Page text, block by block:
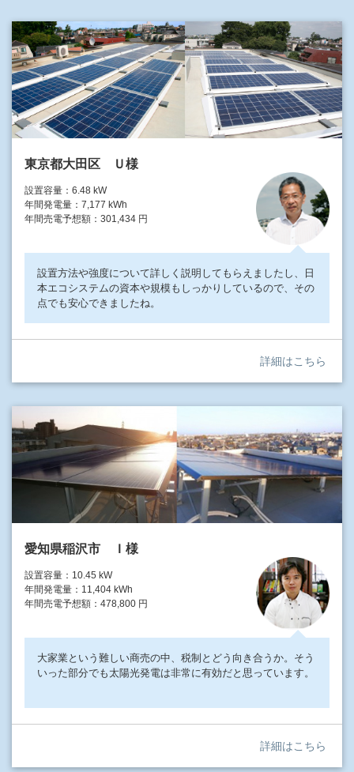
東京都大田区 Ｕ様
設置容量：6.48 kW
年間発電量：7,177 kWh
年間売電予想額：301,434 円
設置方法や強度について詳しく説明してもらえましたし、日
本エコシステムの資本や規模もしっかりしているので、その
点でも安心できましたね。
詳細はこちら
愛知県稲沢市 Ｉ様
設置容量：10.45 kW
年間発電量：11,404 kWh
年間売電予想額：478,800 円
大家業という難しい商売の中、税制とどう向き合うか。そう
いった部分でも太陽光発電は非常に有効だと思っています。
詳細はこちら